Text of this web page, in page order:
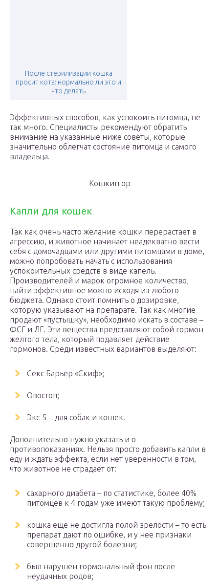
После стерилизации кошка
просит кота: нормально ли это и
что делать
Эффективных способов, как успокоить питомца, не
так много. Специалисты рекомендуют обратить
внимание на указанные ниже советы, которые
значительно облегчат состояние питомца и самого
владельца.
Кошкин ор
Капли для кошек
Так как очень часто желание кошки перерастает в
агрессию, и животное начинает неадекватно вести
себя с домочадцами или другими питомцами в доме,
можно попробовать начать с использования
успокоительных средств в виде капель.
Производителей и марок огромное количество,
найти эффективное можно исходя из любого
бюджета. Однако стоит помнить о дозировке,
которую указывают на препарате. Так как многие
продают «пустышку», необходимо искать в составе –
ФСГ и ЛГ. Эти вещества представляют собой гормон
желтого тела, который подавляет действие
гормонов. Среди известных вариантов выделяют:
Секс Барьер «Скиф»;
Овостоп;
Экс-5 – для собак и кошек.
Дополнительно нужно указать и о
противопоказаниях. Нельзя просто добавить капли в
еду и ждать эффекта, если нет уверенности в том,
что животное не страдает от:
сахарного диабета – по статистике, более 40%
питомцев к 4 годам уже имеют такую проблему;
кошка еще не достигла полой зрелости – то есть
препарат дают по ошибке, и у нее признаки
совершенно другой болезни;
был нарушен гормональный фон после
неудачных родов;